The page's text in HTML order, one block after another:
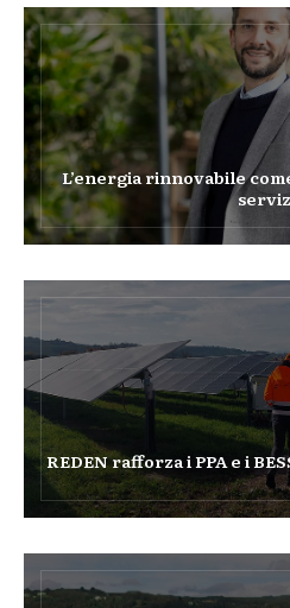
L’energia rinnovabile
REDEN rafforza i PPA e i